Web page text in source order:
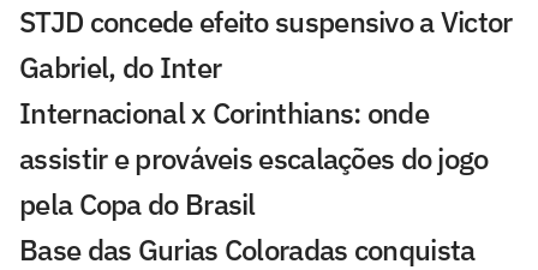
STJD concede efeito suspensivo a Victor
Gabriel, do Inter
Internacional x Corinthians: onde
assistir e prováveis escalações do jogo
pela Copa do Brasil
Base das Gurias Coloradas conquista